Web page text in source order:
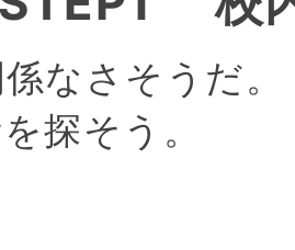
なさそうだ。
探そう。